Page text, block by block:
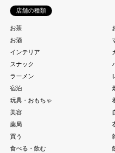
店舗の種類
お茶
お酒
インテリア
スナック
ラーメン
宿泊
玩具・おもちゃ
美容
薬局
買う
食べる・飲む